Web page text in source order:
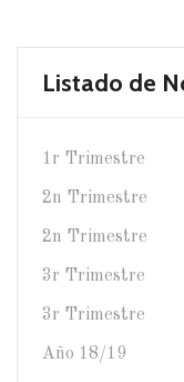
Listado de
1r Trimestre
2n Trimestre
2n Trimestre
3r Trimestre
3r Trimestre
Año 18/19